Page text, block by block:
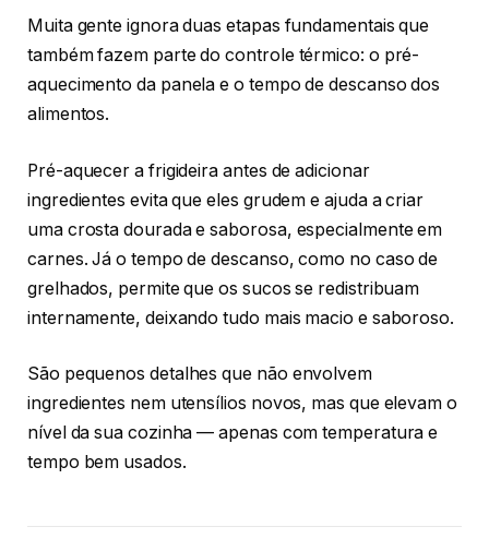
Muita gente ignora duas etapas fundamentais que
também fazem parte do controle térmico: o pré-
aquecimento da panela e o tempo de descanso dos
alimentos.
Pré-aquecer a frigideira antes de adicionar
ingredientes evita que eles grudem e ajuda a criar
uma crosta dourada e saborosa, especialmente em
carnes. Já o tempo de descanso, como no caso de
grelhados, permite que os sucos se redistribuam
internamente, deixando tudo mais macio e saboroso.
São pequenos detalhes que não envolvem
ingredientes nem utensílios novos, mas que elevam o
nível da sua cozinha — apenas com temperatura e
tempo bem usados.